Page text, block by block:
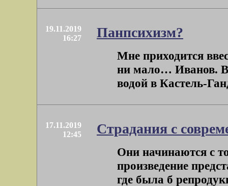
19.11.2019
16:27
Панпсихизм?
Мне приходится
ни мало… Иванов.
водой в Кастель-
17.11.2019
12:45
Страдания с
Они начинаются с
произведение
где была б